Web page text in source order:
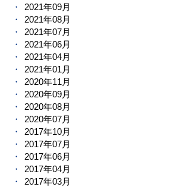
2021年09月
2021年08月
2021年07月
2021年06月
2021年04月
2021年01月
2020年11月
2020年09月
2020年08月
2020年07月
2017年10月
2017年07月
2017年06月
2017年04月
2017年03月